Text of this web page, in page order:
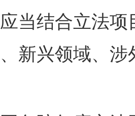
当结合立法
新兴领域、